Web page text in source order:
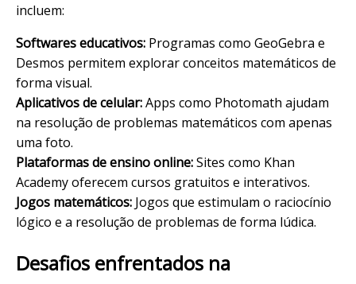
incluem:
Softwares educativos: Programas como GeoGebra e
Desmos permitem explorar conceitos matemáticos de
forma visual.
Aplicativos de celular:Apps como Photomath ajudam
na resolução de problemas matemáticos com apenas
uma foto.
Plataformas de ensino online:Sites como Khan
Academy oferecem cursos gratuitos e interativos.
Jogos matemáticos: Jogos que estimulam o raciocínio
lógico e a resolução de problemas de forma lúdica.
Desafios enfrentados na